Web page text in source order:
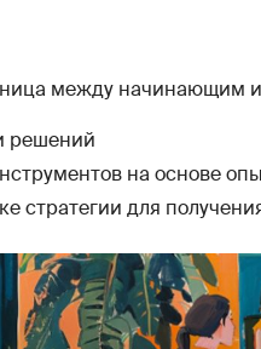
между начинающим
решений
на основе
стратегии для